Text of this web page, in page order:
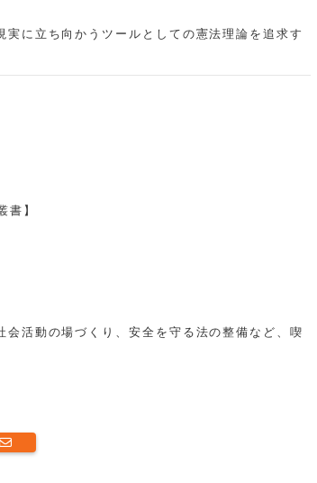
に立ち向かうツールとしての憲法理論を追求す
書】
活動の場づくり、安全を守る法の整備など、喫